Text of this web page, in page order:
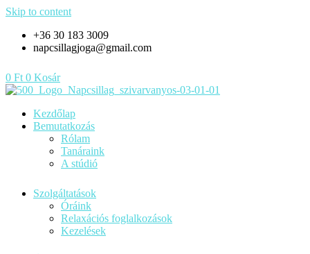
Skip to content
+36 30 183 3009
napcsillagjoga@gmail.com
0 Ft 0 Kosár
Kezdőlap
Bemutatkozás
Rólam
Tanáraink
A stúdió
Szolgáltatások
Óráink
Relaxációs foglalkozások
Kezelések